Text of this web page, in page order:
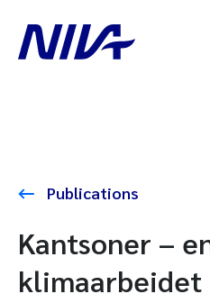
Publications
Kantsoner –
klimaarbeidet